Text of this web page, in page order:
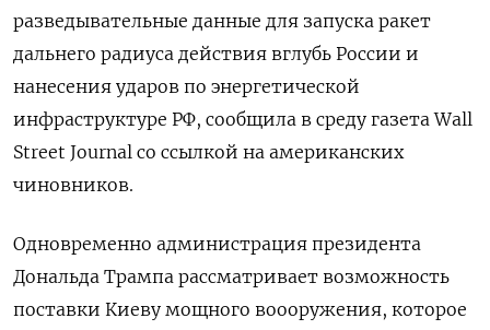
разведывательные данные для запуска ракет
дальнего радиуса действия вглубь России и
нанесения ударов по энергетической
инфраструктуре РФ, сообщила в среду газета Wall
Street Journal со ссылкой на американских
чиновников.
Одновременно администрация президента
Дональда Трампа рассматривает возможность
поставки Киеву мощного воооружения, которое